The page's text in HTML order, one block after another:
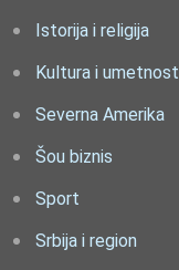
Istorija i religija
Kultura i umetnost
Severna Amerika
Šou biznis
Sport
Srbija i region